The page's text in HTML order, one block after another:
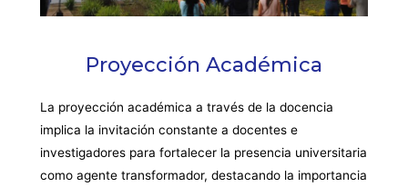
Proyección Académica
La proyección académica a través de la docencia
implica la invitación constante a docentes e
investigadores para fortalecer la presencia universitaria
como agente transformador, destacando la importancia